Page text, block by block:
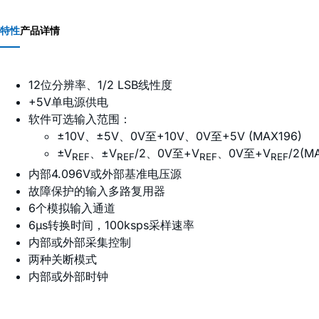
特性产品详情
12位分辨率、1/2 LSB线性度
+5V单电源供电
软件可选输入范围：
±10V、±5V、0V至+10V、0V至+5V (MAX196)
±VREF、±VREF/2、0V至+VREF、0V至+VREF/
内部4.096V或外部基准电压源
故障保护的输入多路复用器
6个模拟输入通道
6µs转换时间，100ksps采样速率
内部或外部采集控制
两种关断模式
内部或外部时钟